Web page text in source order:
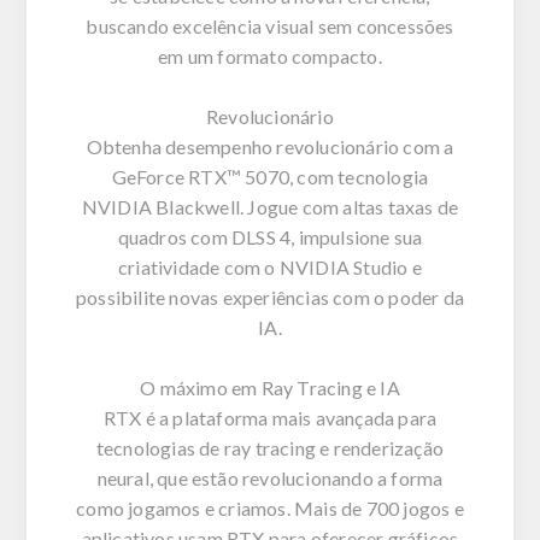
buscando excelência visual sem concessões
em um formato compacto.
Revolucionário
Obtenha desempenho revolucionário com a
GeForce RTX™ 5070, com tecnologia
NVIDIA Blackwell. Jogue com altas taxas de
quadros com DLSS 4, impulsione sua
criatividade com o NVIDIA Studio e
possibilite novas experiências com o poder da
IA.
O máximo em Ray Tracing e IA
RTX é a plataforma mais avançada para
tecnologias de ray tracing e renderização
neural, que estão revolucionando a forma
como jogamos e criamos. Mais de 700 jogos e